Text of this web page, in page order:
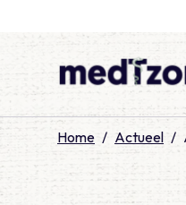
Home / Actueel /